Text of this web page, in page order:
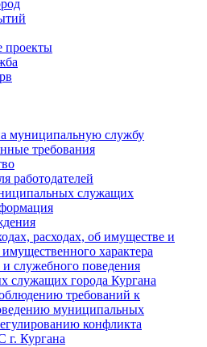
проекты
муниципальную службу
требования
работодателей
служащих
расходах, об имуществе и
имущественного характера
служебного поведения
служащих города Кургана
требований к
муниципальных
конфликта
г. Кургана